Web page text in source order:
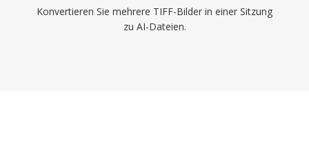
Konvertieren Sie mehrere TIFF-Bilder in einer Sitzung
zu AI-Dateien.